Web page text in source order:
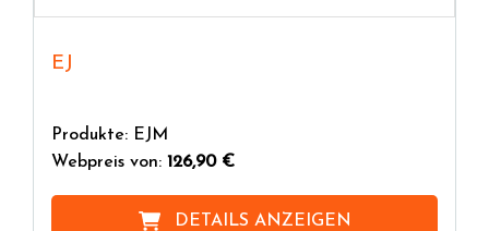
EJ
Produkte: EJM
Webpreis von: 126,90 €
DETAILS ANZEIGEN